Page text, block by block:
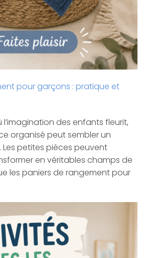
pour garçons : pratique et
l’imagination des enfants fleurit,
organisé peut sembler un
petites pièces peuvent
en véritables champs de
les paniers de rangement pour